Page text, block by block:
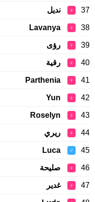
37
♀ نديل
38
♀
Lavanya
39
♀ رؤى
40
♀ رقية
41
♀
Parthenia
42
♀
Yun
43
♀
Roselyn
44
♀ ريري
45
♂
Luca
46
♀ صليحة
47
♀ غدير